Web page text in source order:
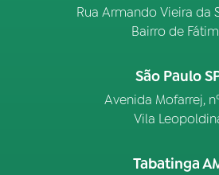
Rua Armando Vieira da
Bairro de
São Paulo
Avenida Mofarrej,
Vila
Tabatinga